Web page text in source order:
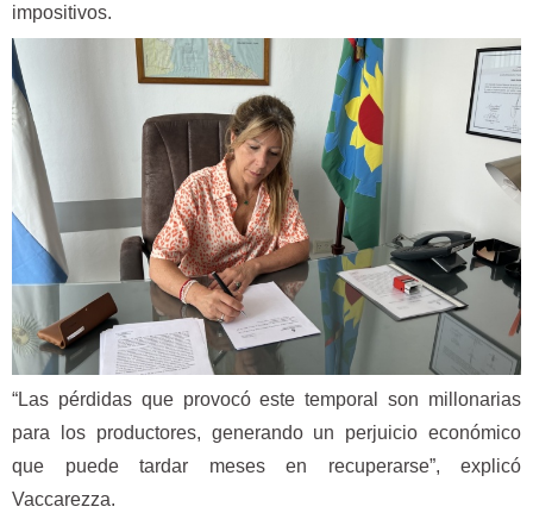
impositivos.
“Las pérdidas que provocó este temporal son millonarias
para los productores, generando un perjuicio económico
que puede tardar meses en recuperarse”, explicó
Vaccarezza.